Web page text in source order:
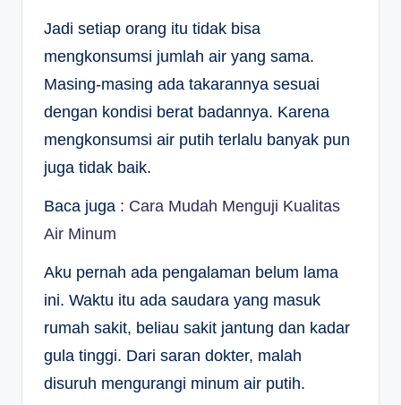
Jadi setiap orang itu tidak bisa
mengkonsumsi jumlah air yang sama.
Masing-masing ada takarannya sesuai
dengan kondisi berat badannya. Karena
mengkonsumsi air putih terlalu banyak pun
juga tidak baik.
Baca juga : Cara Mudah Menguji Kualitas
Air Minum
Aku pernah ada pengalaman belum lama
ini. Waktu itu ada saudara yang masuk
rumah sakit, beliau sakit jantung dan kadar
gula tinggi. Dari saran dokter, malah
disuruh mengurangi minum air putih.